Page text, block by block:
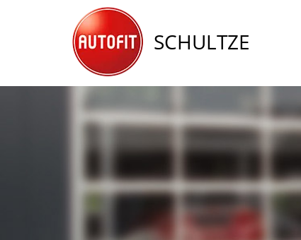
SCHULTZE